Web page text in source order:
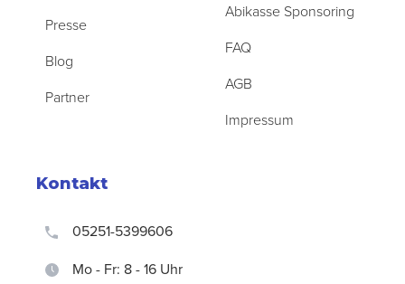
Presse
Blog
Partner
Abikasse Sponsoring
FAQ
AGB
Impressum
Kontakt
05251-5399606
Mo - Fr: 8 - 16 Uhr